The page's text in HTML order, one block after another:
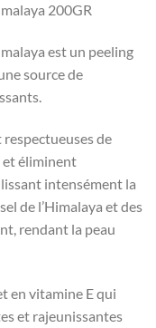
200GR
est un peeling
source de
de
et éliminent
intensément la
de l’Himalaya et des
rendant la peau
en vitamine E qui
et rajeunissantes